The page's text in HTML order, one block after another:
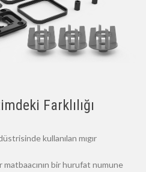
Farklılığı
kullanılan mıgır
matbaacının bir hurufat numune